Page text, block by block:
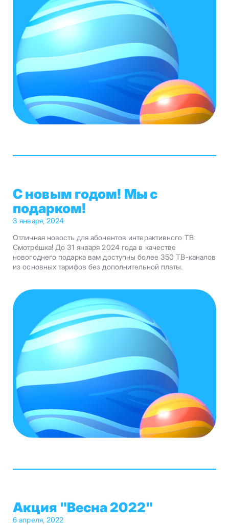
С новым годом! Мы с
подарком!
3 января, 2024
Отличная новость для абонентов интерактивного ТВ
Смотрёшка! До 31 января 2024 года в качестве
новогоднего подарка вам доступны более 350 ТВ-каналов
из основных тарифов без дополнительной платы.
Акция "Весна 2022"
6 апреля, 2022